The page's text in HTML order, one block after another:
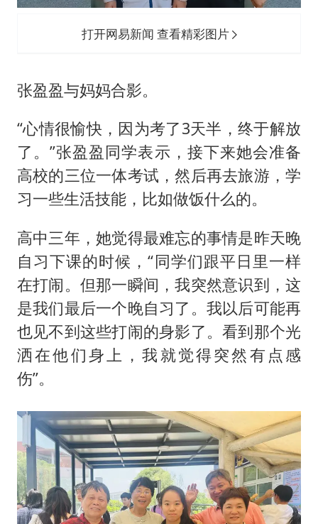
打开网易新闻 查看精彩图片
张盈盈与妈妈合影。
“心情很愉快，因为考了3天半，终于解放
了。”张盈盈同学表示，接下来她会准备
高校的三位一体考试，然后再去旅游，学
习一些生活技能，比如做饭什么的。
高中三年，她觉得最难忘的事情是昨天晚
自习下课的时候，“同学们跟平日里一样
在打闹。但那一瞬间，我突然意识到，这
是我们最后一个晚自习了。我以后可能再
也见不到这些打闹的身影了。看到那个光
洒在他们身上，我就觉得突然有点感
伤”。